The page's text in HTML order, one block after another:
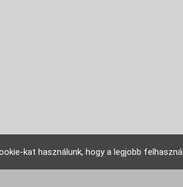
kat használunk, hogy a legjobb